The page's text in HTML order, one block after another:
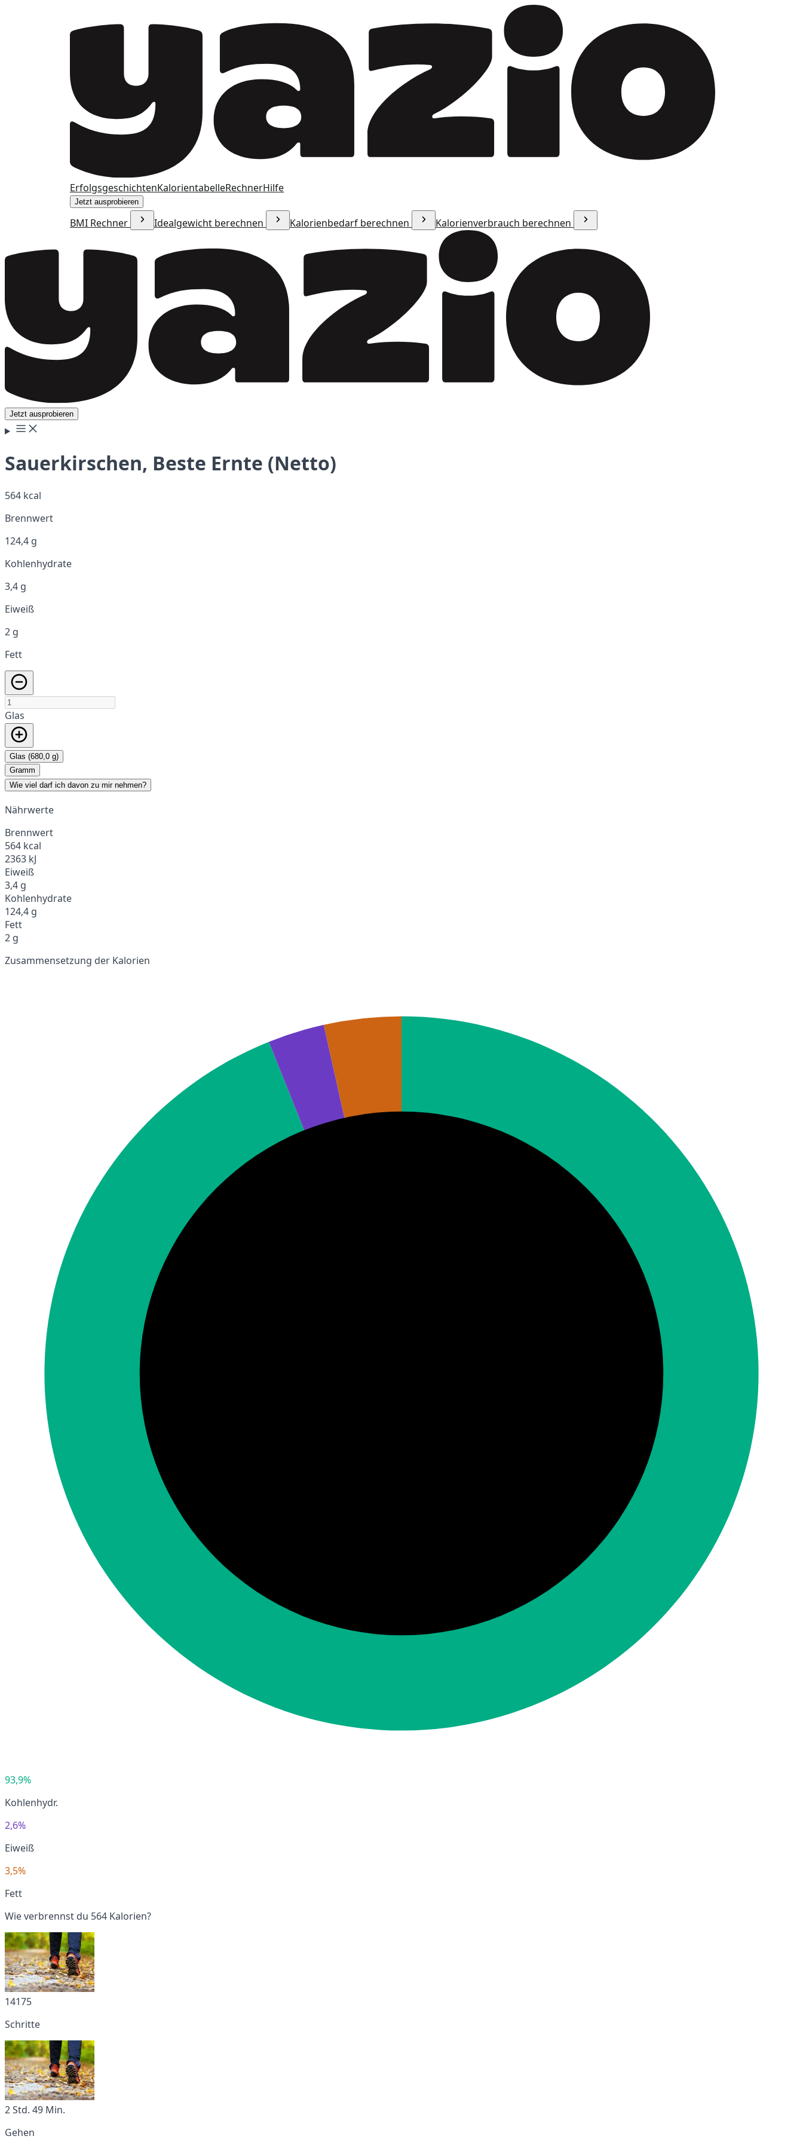
ErfolgsgeschichtenKalorientabelleRechnerHilfe
Jetzt ausprobieren
BMI Rechner Idealgewicht berechnen Kalorienbedarf berechnen Kalorienverbrauch berechnen
Jetzt ausprobieren
Sauerkirschen, Beste Ernte (Netto)
564 kcal
Brennwert
124,4 g
Kohlenhydrate
3,4 g
Eiweiß
2 g
Fett
Glas
Glas (680,0 g)
Gramm
Wie viel darf ich davon zu mir nehmen?
Nährwerte
Brennwert
564 kcal
2363 kJ
Eiweiß
3,4 g
Kohlenhydrate
124,4 g
Fett
2 g
Zusammensetzung der Kalorien
93,9%
Kohlenhydr.
2,6%
Eiweiß
3,5%
Fett
Wie verbrennst du 564 Kalorien?
14175
Schritte
2 Std. 49 Min.
Gehen